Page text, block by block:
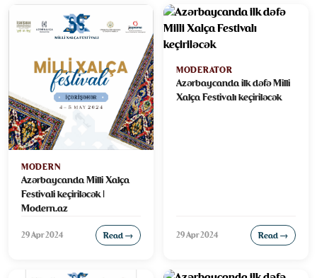
MODERN
Azərbaycanda Milli Xalça
Festivali keçiriləcək |
Modern.az
29 Apr 2024 Read →
MODERATOR
Azərbaycanda ilk dəfə Milli
Xalça Festivalı keçiriləcək
29 Apr 2024 Read →